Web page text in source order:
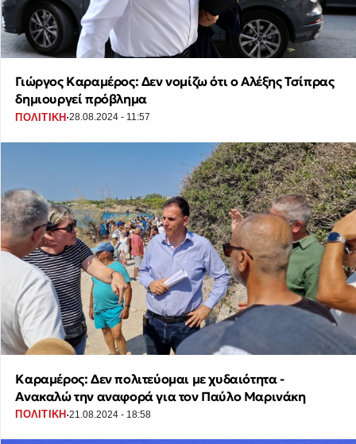
Γιώργος Καραμέρος: Δεν νομίζω ότι ο Αλέξης Τσίπρας
δημιουργεί πρόβλημα
ΠΟΛΙΤΙΚΗ ·28.08.2024 - 11:57
Καραμέρος: Δεν πολιτεύομαι με χυδαιότητα -
Ανακαλώ την αναφορά για τον Παύλο Μαρινάκη
ΠΟΛΙΤΙΚΗ ·21.08.2024 - 18:58